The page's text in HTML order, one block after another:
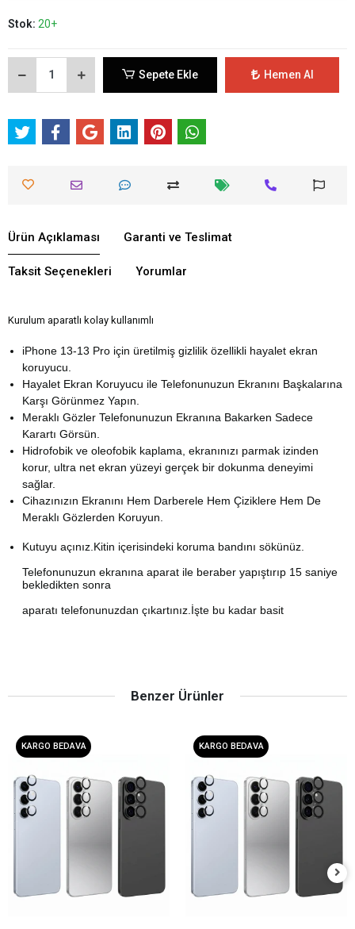
Stok: 20+
Sepete Ekle Hemen Al
Ürün Açıklaması Garanti ve Teslimat
Taksit Seçenekleri Yorumlar
Kurulum aparatlı kolay kullanımlı
iPhone 13-13 Pro için üretilmiş gizlilik özellikli hayalet ekran
koruyucu.
Hayalet Ekran Koruyucu ile Telefonunuzun Ekranını Başkalarına
Karşı Görünmez Yapın.
Meraklı Gözler Telefonunuzun Ekranına Bakarken Sadece
Karartı Görsün.
Hidrofobik ve oleofobik kaplama, ekranınızı parmak izinden
korur, ultra net ekran yüzeyi gerçek bir dokunma deneyimi
sağlar.
Cihazınızın Ekranını Hem Darberele Hem Çiziklere Hem De
Meraklı Gözlerden Koruyun.
Kutuyu açınız.Kitin içerisindeki koruma bandını sökünüz.
Telefonunuzun ekranına aparat ile beraber yapıştırıp 15 saniye
bekledikten sonra
aparatı telefonunuzdan çıkartınız.İşte bu kadar basit
Benzer Ürünler
KARGO BEDAVA KARGO BEDAVA